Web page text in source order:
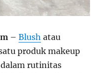
–Blush atau
produk makeup
rutinitas